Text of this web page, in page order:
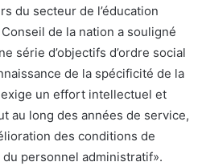
du secteur de l’éducation
de la nation a souligné
série d’objectifs d’ordre social
de la spécificité de la
un effort intellectuel et
au long des années de service,
des conditions de
personnel administratif».